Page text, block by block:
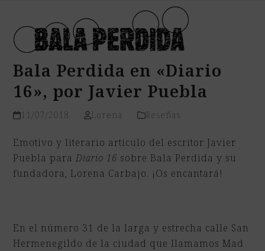
content
mobile
menu
mobile
menu
Bala Perdida en «Diario
16», por Javier Puebla
11/07/2018 Lorena Reseñas
Emotivo y literario artículo del escritor Javier
Puebla paraDiario 16 sobre Bala Perdida y su
fundadora, Lorena Carbajo. ¡Os encantará!
En el número 31 de la larga y estrecha calle San
Hermenegildo de la ciudad que llamamos Mad